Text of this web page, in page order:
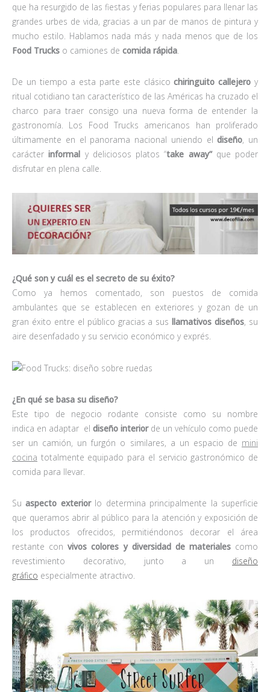
que ha resurgido de las fiestas y ferias populares para llenar las
grandes urbes de vida, gracias a un par de manos de pintura y
mucho estilo. Hablamos nada más y nada menos que de los
Food Trucks o camiones de comida rápida
De un tiempo a esta parte este clásicochiringuito callejero y
ritual cotidiano tan característico de las Américas ha cruzado el
charco para traer consigo una nueva forma de entender la
gastronomía. Los Food Trucks americanos han proliferado
últimamente en el panorama nacional uniendo eldiseño, un
carácterinformal y deliciosos platos “take away”que poder
disfrutar en plena calle.
¿Qué son y cuál es el secreto de su éxito?
Como ya hemos comentado, son puestos de comida
ambulantes que se establecen en exteriores y gozan de un
gran éxito entre el público gracias a susllamativos diseños, su
aire desenfadado y su servicio económico y exprés.
¿En qué se basa su diseño?
Este tipo de negocio rodante consiste como su nombre
indica en adaptar el diseño interiorde un vehículo como puede
ser un camión, un furgón o similares, a un espacio de mini
cocina totalmente equipado para el servicio gastronómico de
comida para llevar.
Suaspecto exteriorlo determina principalmente la superficie
que queramos abrir al público para la atención y exposición de
los productos ofrecidos, permitiéndonos decorar el área
restante convivos colores y diversidad de materialescomo
revestimiento decorativo, junto a un diseño
gráfico especialmente atractivo.